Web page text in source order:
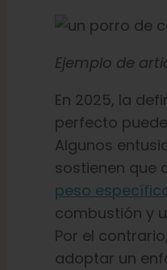
Ejemplo de
En 2025, la
perfecto
Algunos
sostienen que
peso
combustión y
Por el
adoptar un